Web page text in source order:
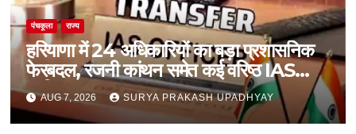
पंचकूला राज्य
हरियाणा में 24 अधिकारियों का बड़ा प्रशासनिक
फेरबदल, रजनी कांथन समेत कई वरिष्ठ IAS
शामिल
AUG 7, 2026 SURYA PRAKASH UPADHYAY